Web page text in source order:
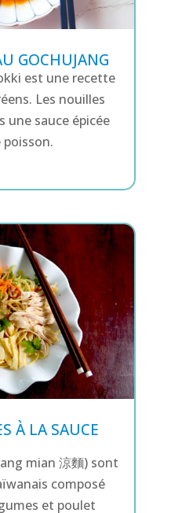
GOCHUJANG
est une recette
Les nouilles
une sauce épicée
À LA SAUCE
mian 涼麵) sont
composé
et poulet